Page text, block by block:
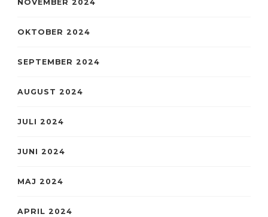
NOVEMBER 2024
OKTOBER 2024
SEPTEMBER 2024
AUGUST 2024
JULI 2024
JUNI 2024
MAJ 2024
APRIL 2024